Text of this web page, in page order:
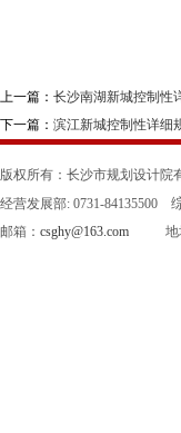
上一篇： 长沙南湖新城控制性
下一篇： 滨江新城控制性详细
版权所有：长沙市规划设计院
经营发展部: 0731-84135500
邮箱： csghy@163.com 地址